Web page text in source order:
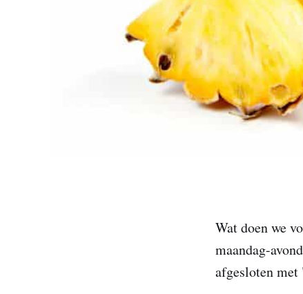
Wat doen we
maandag-
afgesloten met